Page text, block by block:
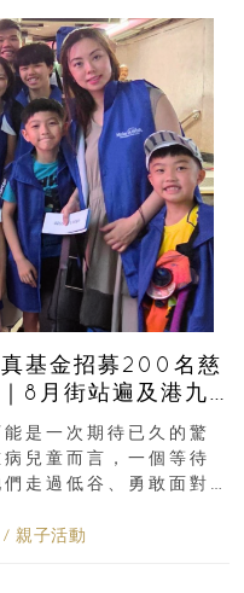
基金招募200名慈
8月街站遍及港九
是一次期待已久的驚
兒童而言，一個等待
走過低谷、勇敢面對
/ 親子活動